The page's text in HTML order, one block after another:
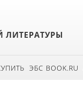
ЛИТЕРАТУРЫ
ЭБС BOOK.RU